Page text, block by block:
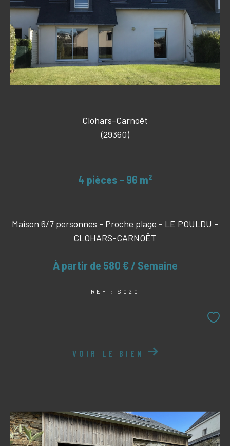
Clohars-Carnoët
(29360)
4 pièces - 96 m²
Maison 6/7 personnes - Proche plage - LE POULDU -
CLOHARS-CARNOËT
À partir de 580 € / Semaine
REF : S020
VOIR LE BIEN